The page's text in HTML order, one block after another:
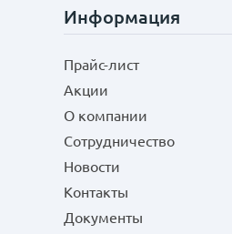
Информация
Прайс-лист
Акции
О компании
Сотрудничество
Новости
Контакты
Документы